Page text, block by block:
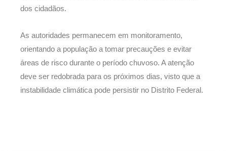
dos cidadãos.
As autoridades permanecem em monitoramento,
orientando a população a tomar precauções e evitar
áreas de risco durante o período chuvoso. A atenção
deve ser redobrada para os próximos dias, visto que a
instabilidade climática pode persistir no Distrito Federal.